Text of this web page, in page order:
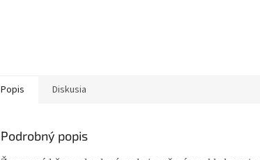
Popis Diskusia
Podrobný popis